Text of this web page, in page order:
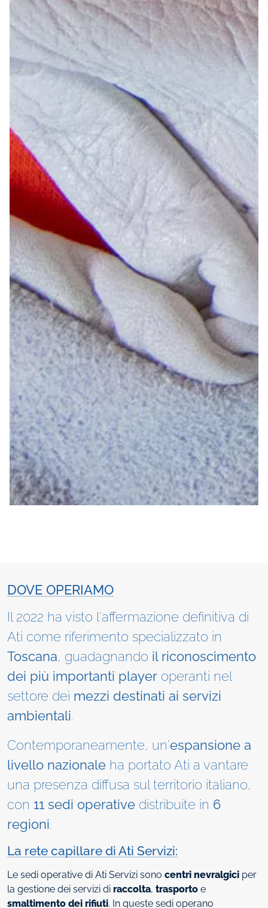
DOVE OPERIAMO
Il 2022 ha visto l'affermazione definitiva di
Ati come riferimento specializzato in
Toscana, guadagnando il riconoscimento
dei più importanti player operanti nel
settore dei mezzi destinati ai servizi
ambientali.
Contemporaneamente, un'espansione a
livello nazionale ha portato Ati a vantare
una presenza diffusa sul territorio italiano,
con 11 sedi operative distribuite in 6
regioni.
La rete capillare di Ati Servizi:
Le sedi operative di Ati Servizi sono centri nevralgici per
la gestione dei servizi di raccolta, trasporto e
smaltimento dei rifiuti. In queste sedi operano